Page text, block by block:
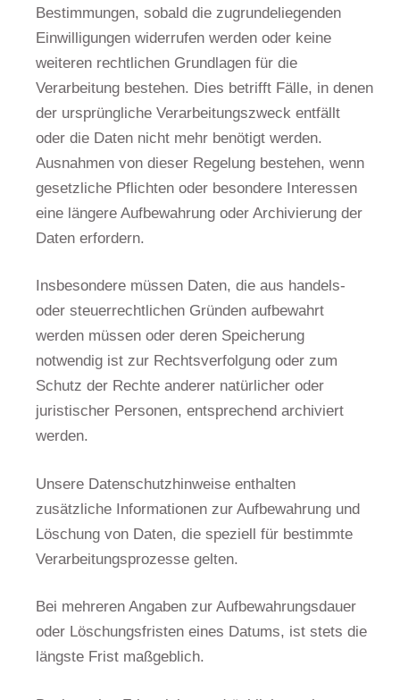
Bestimmungen, sobald die zugrundeliegenden
Einwilligungen widerrufen werden oder keine
weiteren rechtlichen Grundlagen für die
Verarbeitung bestehen. Dies betrifft Fälle, in denen
der ursprüngliche Verarbeitungszweck entfällt
oder die Daten nicht mehr benötigt werden.
Ausnahmen von dieser Regelung bestehen, wenn
gesetzliche Pflichten oder besondere Interessen
eine längere Aufbewahrung oder Archivierung der
Daten erfordern.
Insbesondere müssen Daten, die aus handels-
oder steuerrechtlichen Gründen aufbewahrt
werden müssen oder deren Speicherung
notwendig ist zur Rechtsverfolgung oder zum
Schutz der Rechte anderer natürlicher oder
juristischer Personen, entsprechend archiviert
werden.
Unsere Datenschutzhinweise enthalten
zusätzliche Informationen zur Aufbewahrung und
Löschung von Daten, die speziell für bestimmte
Verarbeitungsprozesse gelten.
Bei mehreren Angaben zur Aufbewahrungsdauer
oder Löschungsfristen eines Datums, ist stets die
längste Frist maßgeblich.